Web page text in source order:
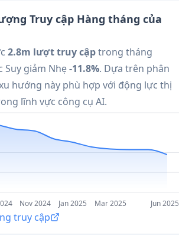
Truy cập Hàng tháng của
2.8m lượt truy cậptrong tháng
giảm Nhẹ-11.8%. Dựa trên phân
hướng này phù hợp với động lực thị
lĩnh vực công cụ AI.
Nov 2024 Jan 2025 Mar 2025 Jun 2025
truy cập